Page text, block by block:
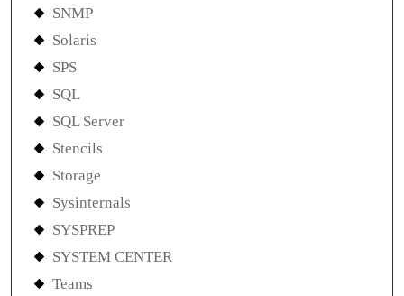
SNMP
Solaris
SPS
SQL
SQL Server
Stencils
Storage
Sysinternals
SYSPREP
SYSTEM CENTER
Teams